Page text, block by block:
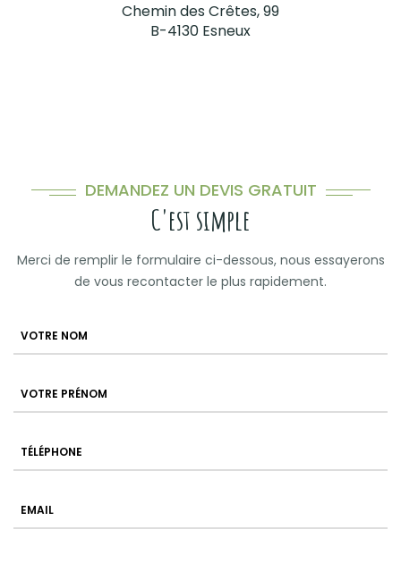
Chemin des Crêtes, 99
B-4130 Esneux
DEMANDEZ UN DEVIS GRATUIT
C'est simple
Merci de remplir le formulaire ci-dessous, nous essayerons
de vous recontacter le plus rapidement.